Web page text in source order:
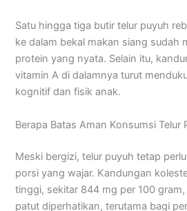
Satu hingga tiga butir telur puyuh
ke dalam bekal makan siang sudah
protein yang nyata. Selain itu,
vitamin A di dalamnya turut
kognitif dan fisik anak.
Berapa Batas Aman Konsumsi Telur
Meski bergizi, telur puyuh tetap
porsi yang wajar. Kandungan
tinggi, sekitar 844 mg per 100
patut diperhatikan, terutama bagi